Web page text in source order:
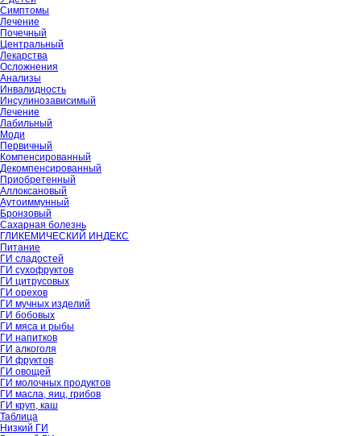
Симптомы
Лечение
Почечный
Центральный
Лекарства
Осложнения
Анализы
Инвалидность
Инсулинозависимый
Лечение
Лабильный
Моди
Первичный
Компенсированный
Декомпенсированный
Приобретенный
Аллоксановый
Аутоиммунный
Бронзовый
Сахарная болезнь
ГЛИКЕМИЧЕСКИЙ ИНДЕКС
Питание
ГИ сладостей
ГИ сухофруктов
ГИ цитрусовых
ГИ орехов
ГИ мучных изделий
ГИ бобовых
ГИ мяса и рыбы
ГИ напитков
ГИ алкоголя
ГИ фруктов
ГИ овощей
ГИ молочных продуктов
ГИ масла, яиц, грибов
ГИ круп, каш
Таблица
Низкий ГИ